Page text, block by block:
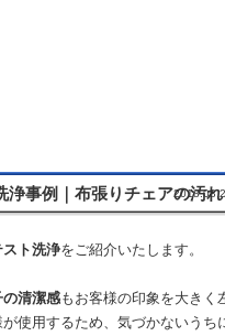
浄事例｜布張りチェアの汚
ト洗浄をご紹介いたします。
の清潔感もお客様の印象を大きく
使用するため、気づかないうち